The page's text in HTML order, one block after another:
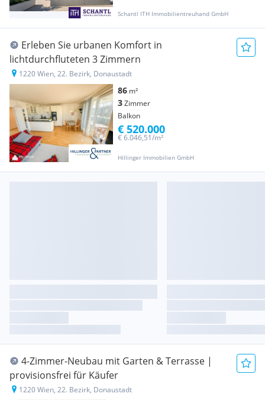
Schantl ITH Immobilientreuhand GmbH
Erleben Sie urbanen Komfort in
lichtdurchfluteten 3 Zimmern
1220 Wien, 22. Bezirk, Donaustadt
86 m²
3Zimmer
Balkon
Hillinger Immobilien GmbH
€ 6.046,51/m²
€ 520.000
4-Zimmer-Neubau mit Garten & Terrasse |
provisionsfrei für Käufer
1220 Wien, 22. Bezirk, Donaustadt